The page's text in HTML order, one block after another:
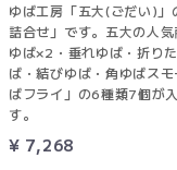
ゆば工房「五大(ごだい)」
詰合せ」です。五大の人気
ゆば×2・垂れゆば・折り
ば・結びゆば・角ゆばスモ
ばフライ」の6種類7個が
す。
¥ 7,268